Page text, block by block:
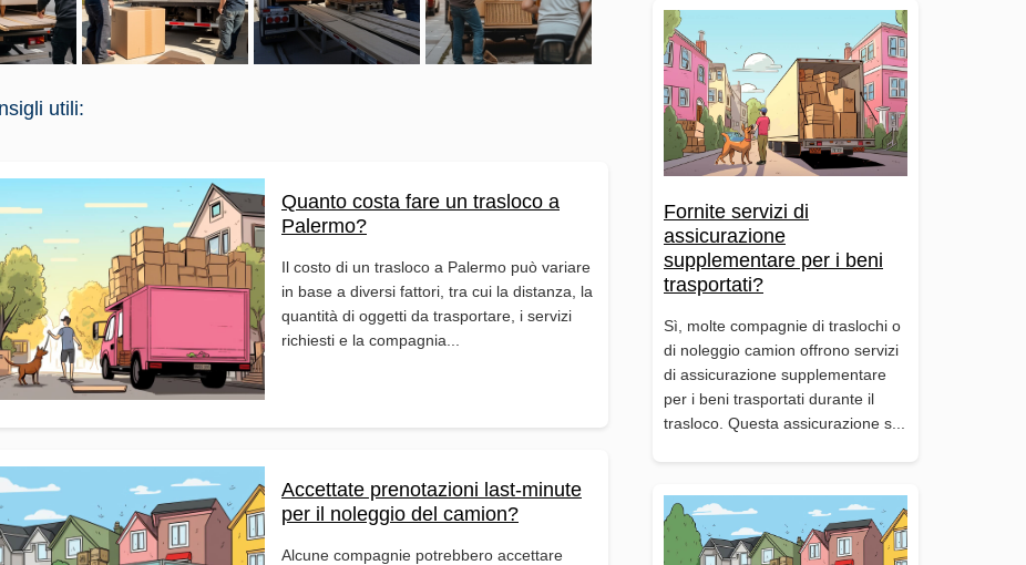
Fornite servizi di
assicurazione
supplementare per i beni
trasportati?
Sì, molte compagnie di traslochi o
di noleggio camion offrono servizi
di assicurazione supplementare
per i beni trasportati durante il
trasloco. Questa assicurazione s...
utili:
Quanto costa fare un trasloco a
Palermo?
Il costo di un trasloco a Palermo può variare
in base a diversi fattori, tra cui la distanza, la
quantità di oggetti da trasportare, i servizi
richiesti e la compagnia...
Accettate prenotazioni last-minute
per il noleggio del camion?
Alcune compagnie potrebbero accettare